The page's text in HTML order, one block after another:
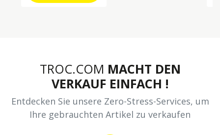
TROC.COM MACHT DEN
VERKAUF EINFACH !
Entdecken Sie unsere Zero-Stress-Services, um
Ihre gebrauchten Artikel zu verkaufen